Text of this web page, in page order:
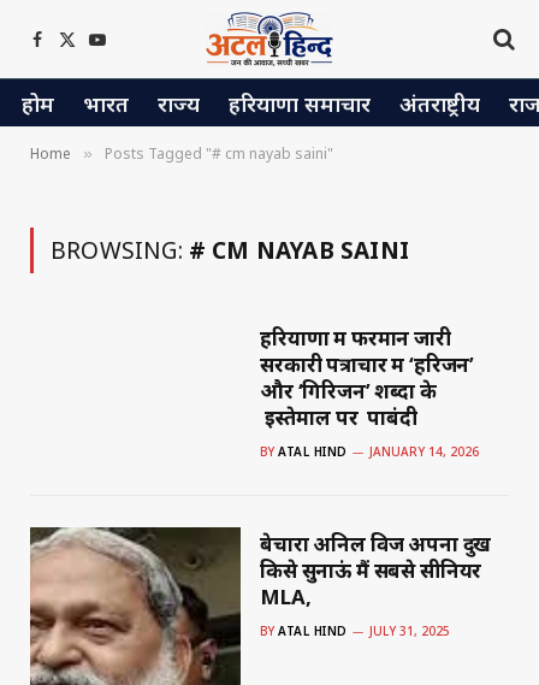
Facebook
X
(Twitter)
YouTube
होम भारत राज्य हरियाणा समाचार अंतराष्ट्रीय
Home » Posts Tagged "# cm nayab saini"
BROWSING: # CM NAYAB SAINI
हरियाणा में फरमान जारी
सरकारी पत्राचार में ‘हरिजन’
और ‘गिरिजन’ शब्दों के
इस्तेमाल पर पाबंदी
BY ATAL HIND JANUARY 14, 2026
बेचारा अनिल विज अपना दुख
किसे सुनाऊं मैं सबसे सीनियर
MLA,
BY ATAL HIND JULY 31, 2025